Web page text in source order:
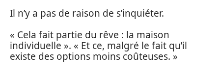
Il n’y a pas de raison de s’inquiéter.
« Cela fait partie du rêve : la maison
individuelle ». « Et ce, malgré le fait qu’il
existe des options moins coûteuses. »